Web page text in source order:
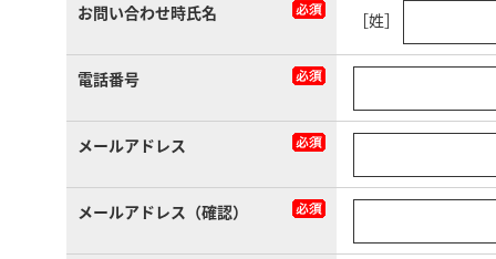
お問い合わせ時氏名 ［姓］
電話番号
メールアドレス
メールアドレス（確認）